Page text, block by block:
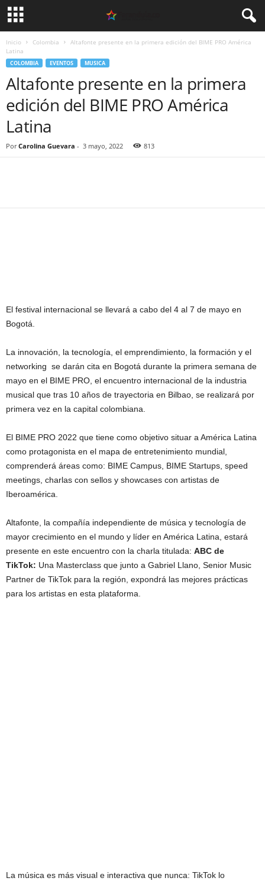
Inicio Colombia
Altafonte presente en la primera edición del BIME PRO América
Latina
COLOMBIA EVENTOS MUSICA
Altafonte presente en la primera
edición del BIME PRO América
Latina
Por Carolina Guevara - 3 mayo, 2022 813
El festival internacional se llevará a cabo del 4 al 7 de mayo en
Bogotá.
La innovación, la tecnología, el emprendimiento, la formación y el
networking se darán cita en Bogotá durante la primera semana de
mayo en el BIME PRO, el encuentro internacional de la industria
musical que tras 10 años de trayectoria en Bilbao, se realizará por
primera vez en la capital colombiana.
El BIME PRO 2022 que tiene como objetivo situar a América Latina
como protagonista en el mapa de entretenimiento mundial,
comprenderá áreas como: BIME Campus, BIME Startups, speed
meetings, charlas con sellos y showcases con artistas de
Iberoamérica.
Altafonte, la compañía independiente de música y tecnología de
mayor crecimiento en el mundo y líder en América Latina, estará
presente en este encuentro con la charla titulada: ABC de
TikTok: Una Masterclass que junto a Gabriel Llano, Senior Music
Partner de TikTok para la región, expondrá las mejores prácticas
para los artistas en esta plataforma.
La música es más visual e interactiva que nunca: TikTok lo